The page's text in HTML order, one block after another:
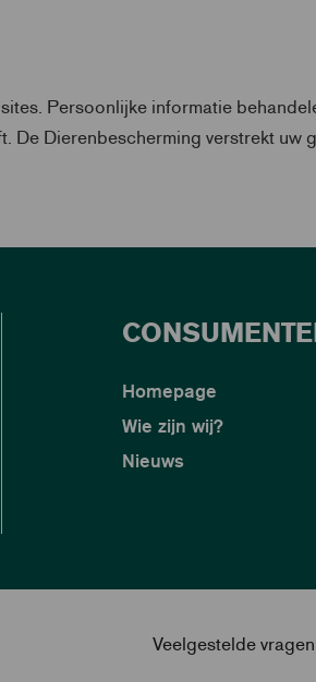
Persoonlijke informatie
Dierenbescherming verstrekt uw
Homepage
Wie zijn wij?
Nieuws
Veelgestelde vragen